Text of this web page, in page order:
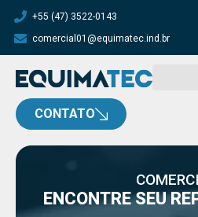
+55 (47) 3522-0143
comercial01@equimatec.ind.br
CONTATO
ENCONTRE SEU